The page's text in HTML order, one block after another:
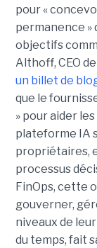
pour «
permanence »
objectifs
Althoff, CEO
un billet de
que le
» pour aider
plateforme IA
propriétaires,
processus
FinOps, cette
gouverner,
niveaux de
du temps, fait